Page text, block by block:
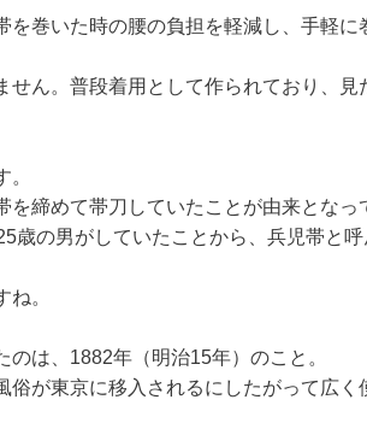
を巻いた時の腰の負担を軽減し、手軽に
ん。普段着用として作られており、見
締めて帯刀していたことが由来となっ
歳の男がしていたことから、兵児帯と呼
。
は、1882年（明治15年）のこと。
が東京に移入されるにしたがって広く